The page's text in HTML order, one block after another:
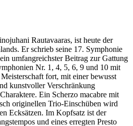
Rautavaaras, ist heute der
Er schrieb seine 17. Symphonie
umfangreichster Beitrag zur Gattung
Nr. 1, 4, 5, 6, 9 und 10 mit
fort, mit einer bewusst
kunstvoller Verschränkung
Ein Scherzo macabre mit
originellen Trio-Einschüben wird
Ecksätzen. Im Kopfsatz ist der
und eines erregten Presto